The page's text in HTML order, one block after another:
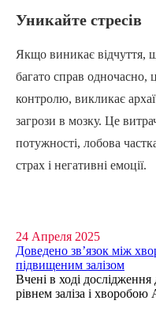
Уникайте стресів
Якщо виникає відчуття,
багато справ одночасно,
контролю, викликає
загрози в мозку. Це
потужності, лобова
страх і негативні емоції.
24 Апреля 2025
Доведено зв’язок між
підвищеним залізом
Вчені в ході
рівнем заліза і